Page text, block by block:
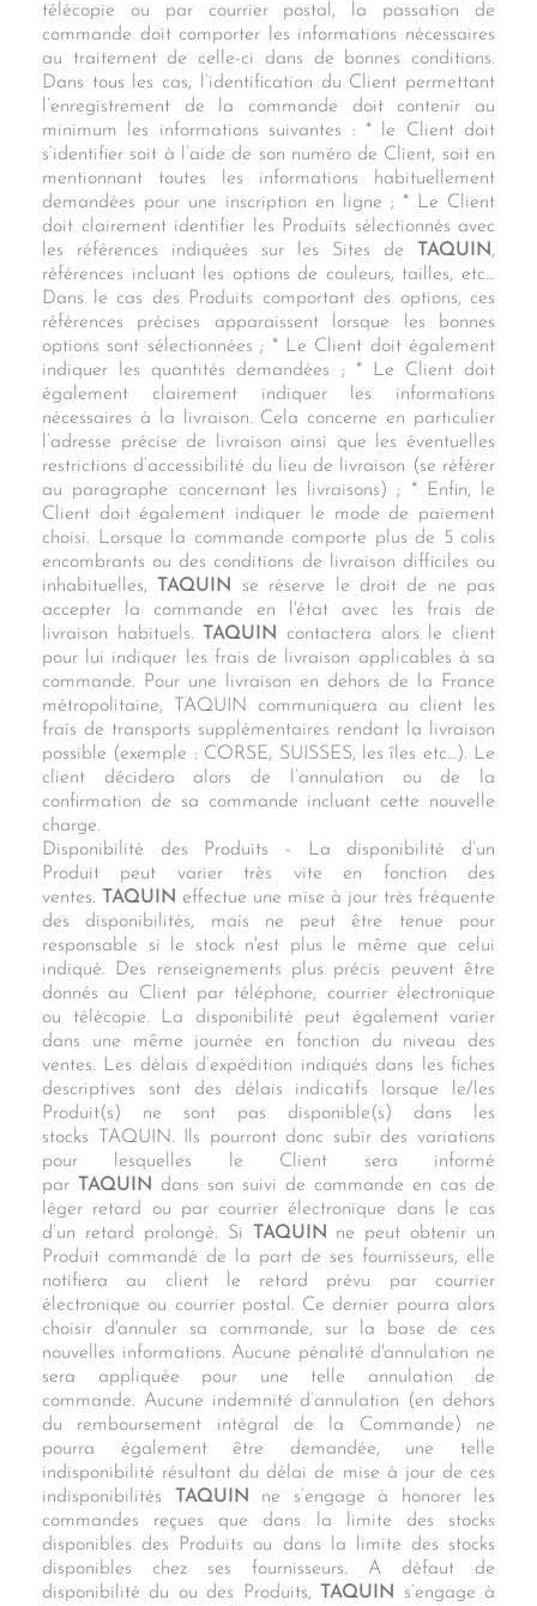
télécopie ou par courrier postal, la passation de
commande doit comporter les informations nécessaires
au traitement de celle-ci dans de bonnes conditions.
Dans tous les cas, l’identification du Client permettant
l’enregistrement de la commande doit contenir au
minimum les informations suivantes : * le Client doit
s’identifier soit à l’aide de son numéro de Client, soit en
mentionnant toutes les informations habituellement
demandées pour une inscription en ligne ; * Le Client
doit clairement identifier les Produits sélectionnés avec
les références indiquées sur les Sites de
TAQUIN,
références incluant les options de couleurs, tailles, etc…
Dans le cas des Produits comportant des options, ces
références précises apparaissent lorsque les bonnes
options sont sélectionnées ; * Le Client doit également
indiquer les quantités demandées ; * Le Client doit
également clairement indiquer les informations
nécessaires à la livraison. Cela concerne en particulier
l’adresse précise de livraison ainsi que les éventuelles
restrictions d’accessibilité du lieu de livraison (se référer
au paragraphe concernant les livraisons) ; * Enfin, le
Client doit également indiquer le mode de paiement
choisi. Lorsque la commande comporte plus de 5 colis
encombrants ou des conditions de livraison difficiles ou
inhabituelles,
TAQUIN
se réserve le droit de ne pas
accepter la commande en l'état avec les frais de
livraison habituels.
TAQUIN
contactera alors le client
pour lui indiquer les frais de livraison applicables à sa
commande. Pour une livraison en dehors de la France
métropolitaine, TAQUIN communiquera au client les
frais de transports supplémentaires rendant la livraison
possible (exemple : CORSE, SUISSES, les îles etc…). Le
client décidera alors de l’annulation ou de la
confirmation de sa commande incluant cette nouvelle
charge.
Disponibilité des Produits - La disponibilité d’un
Produit peut varier très vite en fonction des
ventes.
TAQUIN effectue une mise à jour très fréquente
des disponibilités, mais ne peut être tenue pour
responsable si le stock n'est plus le même que celui
indiqué. Des renseignements plus précis peuvent être
donnés au Client par téléphone, courrier électronique
ou télécopie. La disponibilité peut également varier
dans une même journée en fonction du niveau des
ventes. Les délais d’expédition indiqués dans les fiches
descriptives sont des délais indicatifs lorsque le/les
Produit(s) ne sont pas disponible(s) dans les
stocks TAQUIN. Ils pourront donc subir des variations
pour lesquelles le Client sera informé
par
TAQUIN
dans son suivi de commande en cas de
léger retard ou par courrier électronique dans le cas
d’un retard prolongé. Si
TAQUIN ne peut obtenir un
Produit commandé de la part de ses fournisseurs, elle
notifiera au client le retard prévu par courrier
électronique ou courrier postal. Ce dernier pourra alors
choisir d'annuler sa commande, sur la base de ces
nouvelles informations. Aucune pénalité d'annulation ne
sera appliquée pour une telle annulation de
commande. Aucune indemnité d’annulation (en dehors
du remboursement intégral de la Commande) ne
pourra également être demandée, une telle
indisponibilité résultant du délai de mise à jour de ces
indisponibilités
TAQUIN ne s’engage à honorer les
commandes reçues que dans la limite des stocks
disponibles des Produits ou dans la limite des stocks
disponibles chez ses fournisseurs. A défaut de
disponibilité du ou des Produits,
TAQUIN s’engage à